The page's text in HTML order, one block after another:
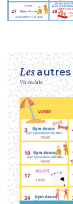
Les autres
Vie sociale